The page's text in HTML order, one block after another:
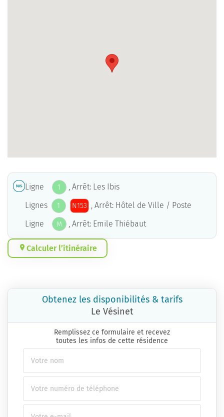
Ligne 1
, Arrêt: Les Ibis
Lignes
1 N153
, Arrêt: Hôtel de Ville / Poste
Ligne
M , Arrêt: Emile Thiébaut
Calculer l’itinéraire
Obtenez les disponibilités & tarifs
Le Vésinet
Remplissez ce formulaire et recevez
toutes les infos de cette résidence